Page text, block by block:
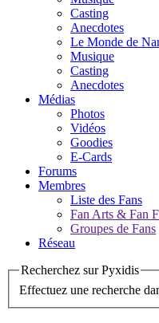
Casting
Anecdotes
Le Monde de
Musique
Casting
Anecdotes
Médias
Photos
Vidéos
Goodies
E-Cards
Forums
Membres
Liste des Fans
Fan Arts & Fan
Groupes de Fans
Réseau
Recherchez sur Pyxidis
Effectuez une recherche